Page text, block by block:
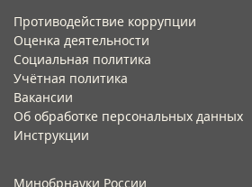
Противодействие коррупции
Оценка деятельности
Социальная политика
Учётная политика​
Вакансии​
Об обработке персональных данных​
Инструкции​
Минобрнауки России